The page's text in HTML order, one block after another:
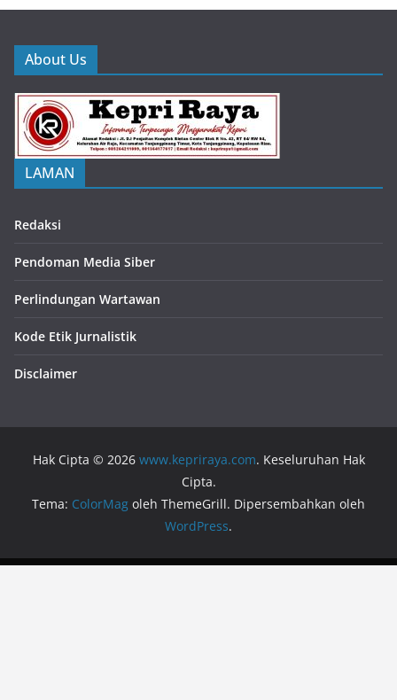
About Us
LAMAN
Redaksi
Pendoman Media Siber
Perlindungan Wartawan
Kode Etik Jurnalistik
Disclaimer
Hak Cipta © 2026 www.kepriraya.com. Keseluruhan Hak
Cipta.
Tema: ColorMag oleh ThemeGrill. Dipersembahkan oleh
WordPress.